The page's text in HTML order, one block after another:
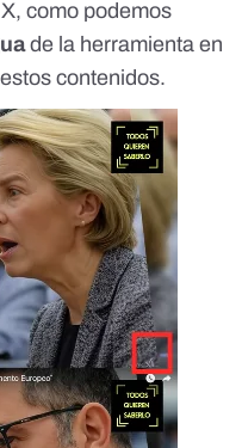
, como podemos
de la herramienta en
contenidos.